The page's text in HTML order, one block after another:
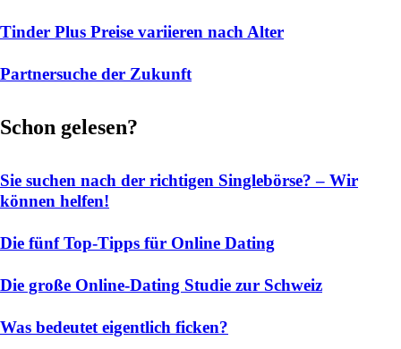
Tinder Plus Preise variieren nach Alter
Partnersuche der Zukunft
Schon gelesen?
Sie suchen nach der richtigen Singlebörse? – Wir
können helfen!
Die fünf Top-Tipps für Online Dating
Die große Online-Dating Studie zur Schweiz
Was bedeutet eigentlich ficken?